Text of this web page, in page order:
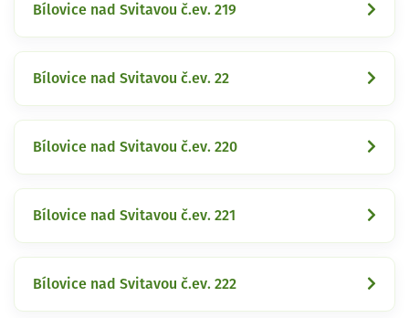
Bílovice nad Svitavou č.ev. 219
Bílovice nad Svitavou č.ev. 22
Bílovice nad Svitavou č.ev. 220
Bílovice nad Svitavou č.ev. 221
Bílovice nad Svitavou č.ev. 222